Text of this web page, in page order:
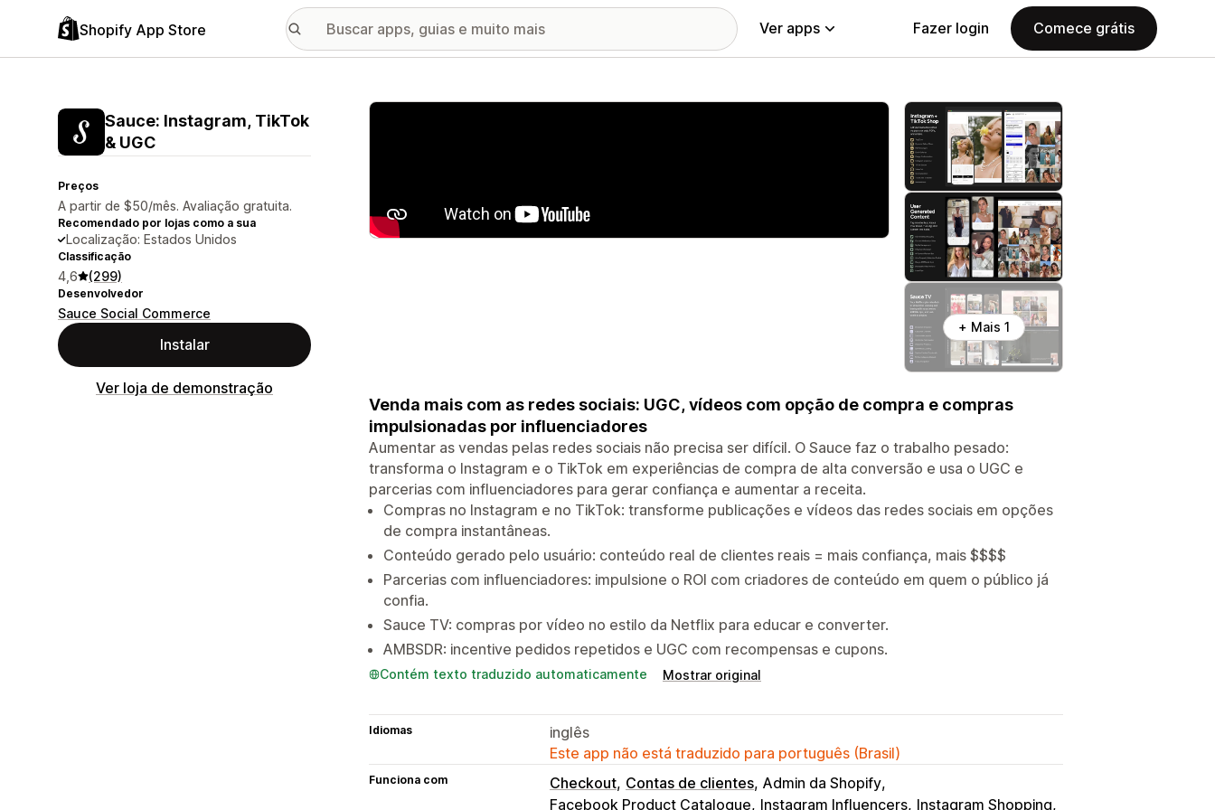
Shopify App Store Ver apps Fazer login Comece grátis
Sauce: Instagram, TikTok
& UGC
Preços
A partir de $50/mês. Avaliação gratuita.
Recomendado por lojas como a sua
Localização: Estados Unidos
Classificação
4,6 (299)
Desenvolvedor
Sauce Social Commerce
Instalar
Ver loja de demonstração
Galeria de imagens em destaque
+ Mais 1
Venda mais com as redes sociais: UGC, vídeos com opção de compra e compras
impulsionadas por influenciadores
Aumentar as vendas pelas redes sociais não precisa ser difícil. O Sauce faz o trabalho pesado:
transforma o Instagram e o TikTok em experiências de compra de alta conversão e usa o UGC e
parcerias com influenciadores para gerar confiança e aumentar a receita.
Compras no Instagram e no TikTok: transforme publicações e vídeos das redes sociais em opções
de compra instantâneas.
Conteúdo gerado pelo usuário: conteúdo real de clientes reais = mais confiança, mais $$$$
Parcerias com influenciadores: impulsione o ROI com criadores de conteúdo em quem o público já
confia.
Sauce TV: compras por vídeo no estilo da Netflix para educar e converter.
AMBSDR: incentive pedidos repetidos e UGC com recompensas e cupons.
Contém texto traduzido automaticamente Mostrar original
Idiomas
inglês
Este app não está traduzido para português (Brasil)
Funciona com Checkout Contas de clientes Admin da Shopify
Facebook Product Catalogue Instagram Influencers Instagram Shopping